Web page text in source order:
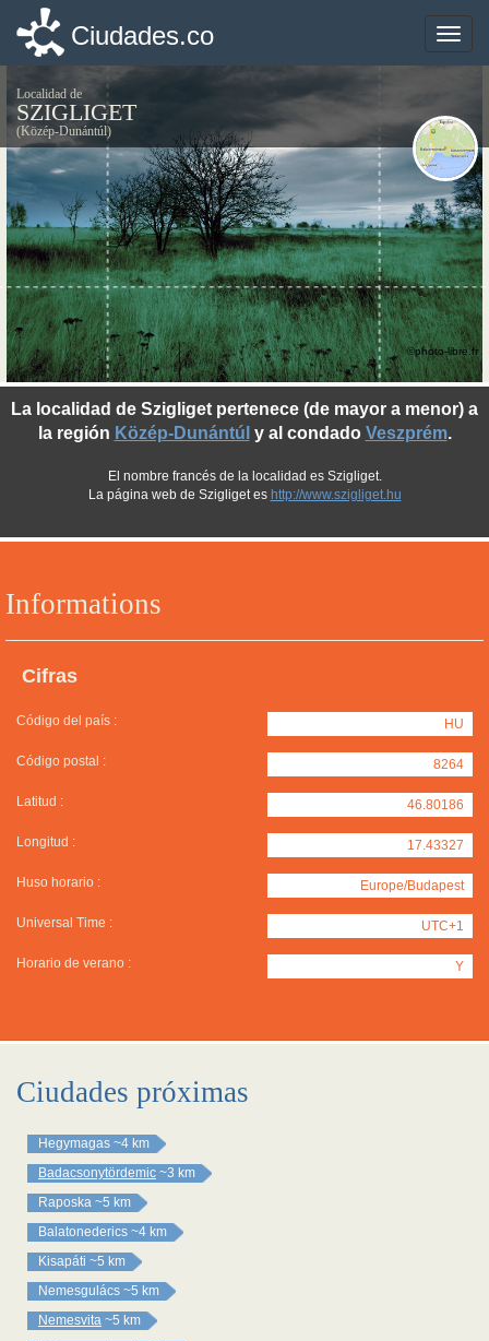
Toggle
Ciudades.co
Localidad de
SZIGLIGET
(Közép-Dunántúl)
Informations
Cifras
Código del país : HU
Código postal : 8264
Latitud : 46.80186
Longitud : 17.43327
Huso horario : Europe/Budapest
Universal Time : UTC+1
Horario de verano : Y
La localidad de Szigliget pertenece (de mayor a menor) a
la región Közép-Dunántúl y al condado Veszprém.
El nombre francés de la localidad es Szigliget.
La página web de Szigliget es http://www.szigliget.hu
©photo-libre.fr
Ciudades próximas
Hegymagas ~4 km
Badacsonytördemic ~3 km
Raposka ~5 km
Balatonederics ~4 km
Kisapáti ~5 km
Nemesgulács ~5 km
Nemesvita ~5 km
Toggle
Ciudades.co